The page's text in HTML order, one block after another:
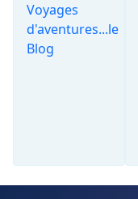
Voyages
d'aventures...le
Blog